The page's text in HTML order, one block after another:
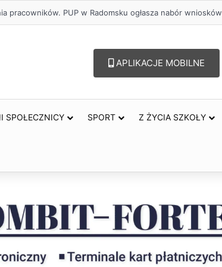
pracowników. PUP w Radomsku ogłasza nabór wniosków
APLIKACJE MOBILNE
SPOŁECZNICY SPORT Z ŻYCIA SZKOŁY